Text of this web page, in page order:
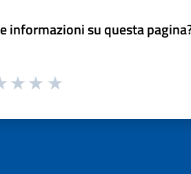
informazioni su questa